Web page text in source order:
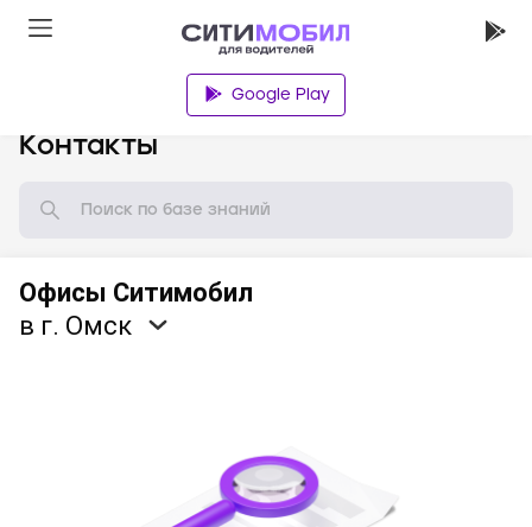
Google Play
Контакты
Офисы Ситимобил
в г. Омск